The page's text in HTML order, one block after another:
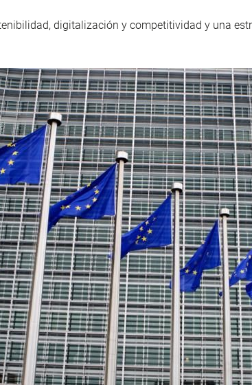
digitalización y competitividad y una